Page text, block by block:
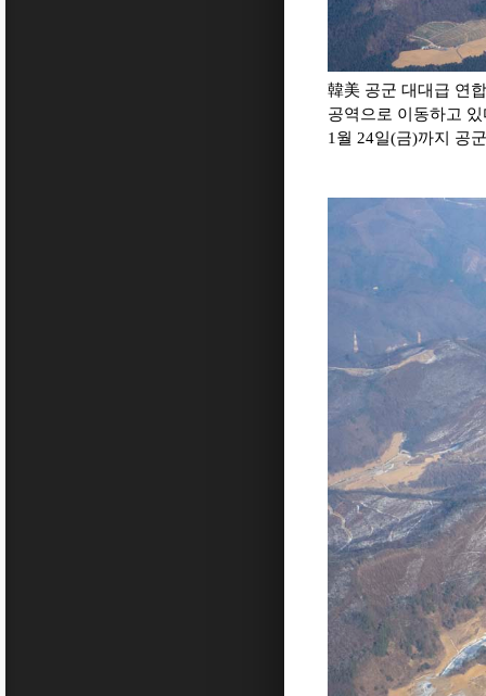
韓美 공군 대대급 연
공역으로 이동하고
1월 24일(금)까지 공